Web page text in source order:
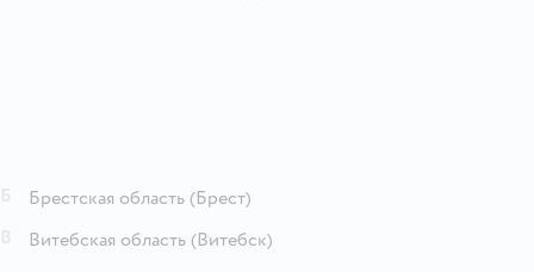
Брестская область (Брест)
Витебская область (Витебск)